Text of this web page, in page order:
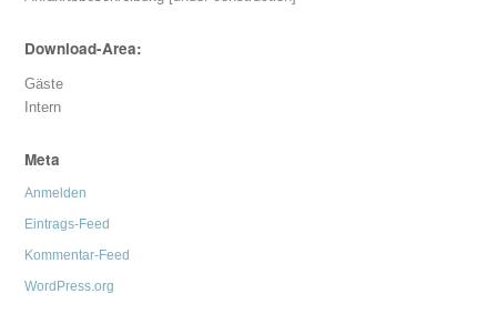
Download-Area:
Gäste
Intern
Meta
Anmelden
Eintrags-Feed
Kommentar-Feed
WordPress.org